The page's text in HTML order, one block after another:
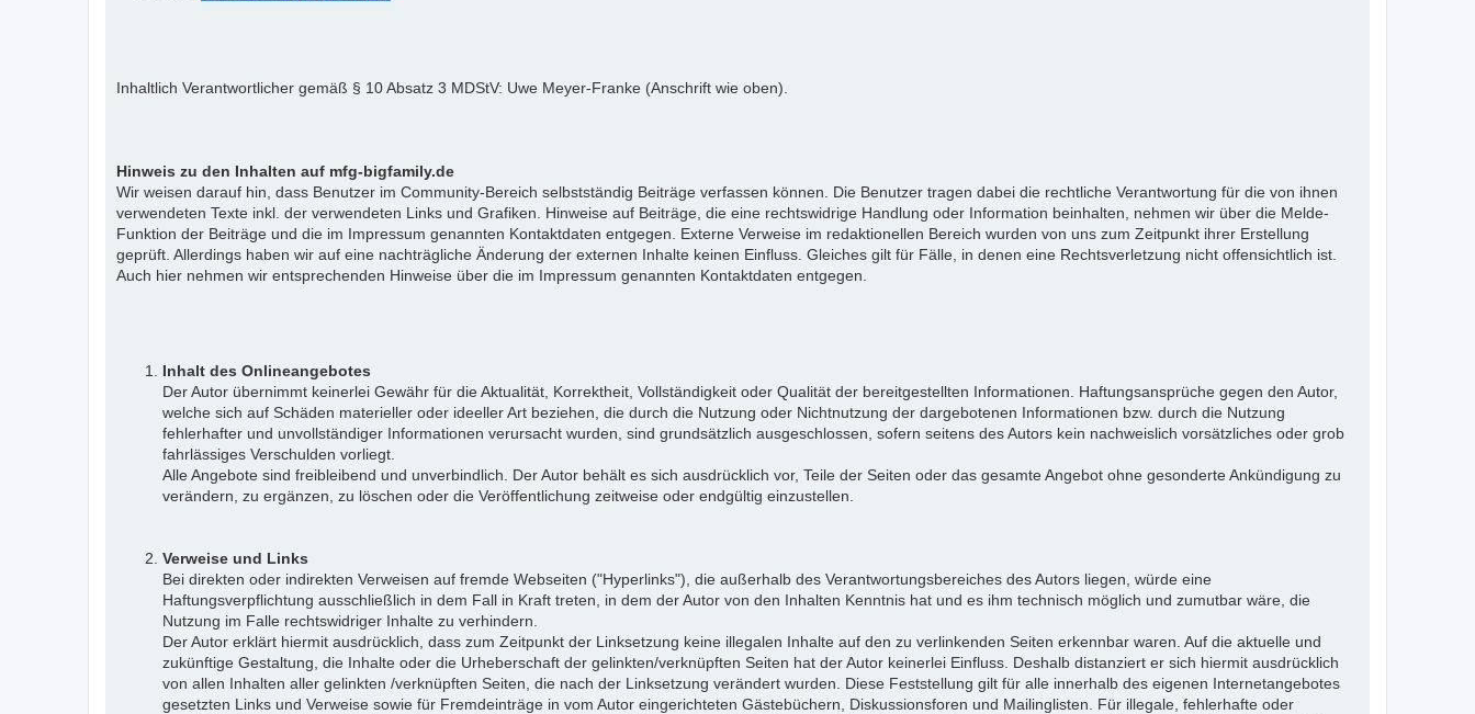
Inhaltlich Verantwortlicher gemäß § 10 Absatz 3 MDStV: Uwe Meyer-Franke (Anschrift wie oben).
Hinweis zu den Inhalten auf mfg-bigfamily.de
Wir weisen darauf hin, dass Benutzer im Community-Bereich selbstständig Beiträge verfassen können. Die Benutzer tragen dabei die rechtliche Verantwortung für die von ihnen
verwendeten Texte inkl. der verwendeten Links und Grafiken. Hinweise auf Beiträge, die eine rechtswidrige Handlung oder Information beinhalten, nehmen wir über die Melde-
Funktion der Beiträge und die im Impressum genannten Kontaktdaten entgegen. Externe Verweise im redaktionellen Bereich wurden von uns zum Zeitpunkt ihrer Erstellung
geprüft. Allerdings haben wir auf eine nachträgliche Änderung der externen Inhalte keinen Einfluss. Gleiches gilt für Fälle, in denen eine Rechtsverletzung nicht offensichtlich ist.
Auch hier nehmen wir entsprechenden Hinweise über die im Impressum genannten Kontaktdaten entgegen.
Inhalt des Onlineangebotes
Der Autor übernimmt keinerlei Gewähr für die Aktualität, Korrektheit, Vollständigkeit oder Qualität der bereitgestellten Informationen. Haftungsansprüche gegen den Autor,
welche sich auf Schäden materieller oder ideeller Art beziehen, die durch die Nutzung oder Nichtnutzung der dargebotenen Informationen bzw. durch die Nutzung
fehlerhafter und unvollständiger Informationen verursacht wurden, sind grundsätzlich ausgeschlossen, sofern seitens des Autors kein nachweislich vorsätzliches oder grob
fahrlässiges Verschulden vorliegt.
Alle Angebote sind freibleibend und unverbindlich. Der Autor behält es sich ausdrücklich vor, Teile der Seiten oder das gesamte Angebot ohne gesonderte Ankündigung zu
verändern, zu ergänzen, zu löschen oder die Veröffentlichung zeitweise oder endgültig einzustellen.
Verweise und Links
Bei direkten oder indirekten Verweisen auf fremde Webseiten ("Hyperlinks"), die außerhalb des Verantwortungsbereiches des Autors liegen, würde eine
Haftungsverpflichtung ausschließlich in dem Fall in Kraft treten, in dem der Autor von den Inhalten Kenntnis hat und es ihm technisch möglich und zumutbar wäre, die
Nutzung im Falle rechtswidriger Inhalte zu verhindern.
Der Autor erklärt hiermit ausdrücklich, dass zum Zeitpunkt der Linksetzung keine illegalen Inhalte auf den zu verlinkenden Seiten erkennbar waren. Auf die aktuelle und
zukünftige Gestaltung, die Inhalte oder die Urheberschaft der gelinkten/verknüpften Seiten hat der Autor keinerlei Einfluss. Deshalb distanziert er sich hiermit ausdrücklich
von allen Inhalten aller gelinkten /verknüpften Seiten, die nach der Linksetzung verändert wurden. Diese Feststellung gilt für alle innerhalb des eigenen Internetangebotes
gesetzten Links und Verweise sowie für Fremdeinträge in vom Autor eingerichteten Gästebüchern, Diskussionsforen und Mailinglisten. Für illegale, fehlerhafte oder